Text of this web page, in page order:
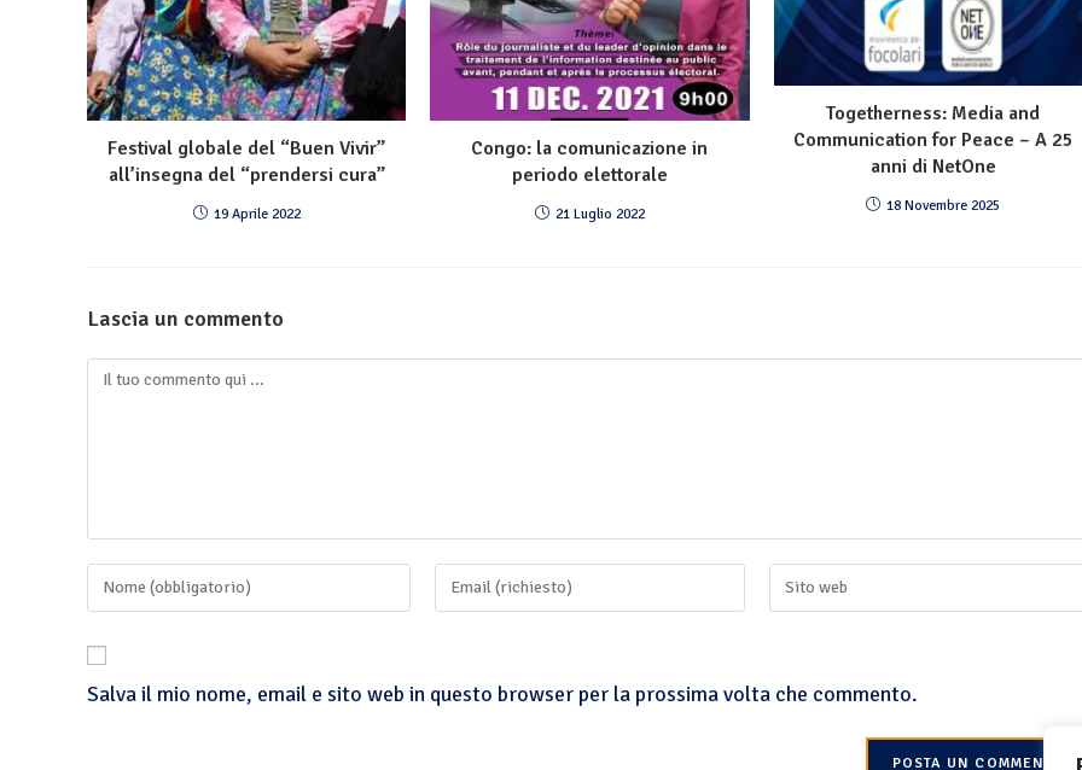
Festival globale del “Buen Vivir”
all’insegna del “prendersi cura”
19 Aprile 2022
Congo: la comunicazione in
periodo elettorale
21 Luglio 2022
Togetherness: Media and
Communication for Peace – A 25
anni di NetOne
18 Novembre 2025
Lascia un commento
Salva il mio nome, email e sito web in questo browser per la prossima volta che commento.